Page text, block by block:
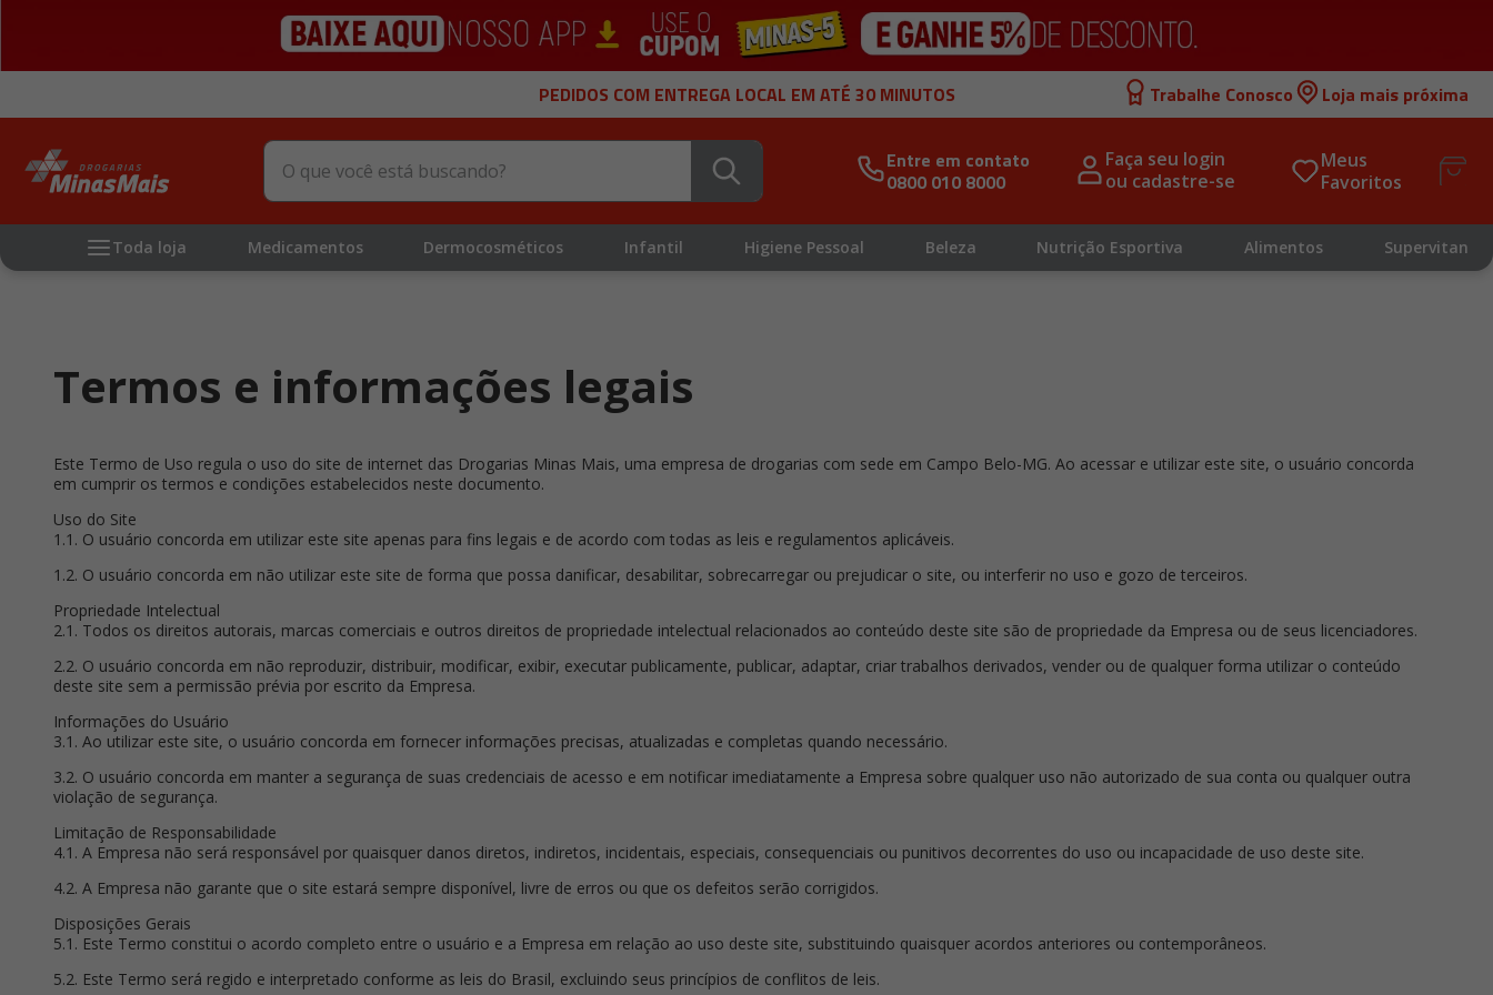
PEDIDOS COM ENTREGA LOCAL EM ATÉ 30 MINUTOS Trabalhe Conosco Loja mais próxima
O que você está buscando?
Entre em contato
0800 010 8000
Faça seu login
ou cadastre-se
Meus
Favoritos
Toda loja Medicamentos Dermocosméticos Infantil Higiene Pessoal Beleza Nutrição Esportiva Alimentos Supervitan
Termos e informações legais
Este Termo de Uso regula o uso do site de internet das Drogarias Minas Mais, uma empresa de drogarias com sede em Campo Belo-MG. Ao acessar e utilizar este site, o usuário concorda
em cumprir os termos e condições estabelecidos neste documento.
Uso do Site
1.1. O usuário concorda em utilizar este site apenas para fins legais e de acordo com todas as leis e regulamentos aplicáveis.
1.2. O usuário concorda em não utilizar este site de forma que possa danificar, desabilitar, sobrecarregar ou prejudicar o site, ou interferir no uso e gozo de terceiros.
Propriedade Intelectual
2.1. Todos os direitos autorais, marcas comerciais e outros direitos de propriedade intelectual relacionados ao conteúdo deste site são de propriedade da Empresa ou de seus licenciadores.
2.2. O usuário concorda em não reproduzir, distribuir, modificar, exibir, executar publicamente, publicar, adaptar, criar trabalhos derivados, vender ou de qualquer forma utilizar o conteúdo
deste site sem a permissão prévia por escrito da Empresa.
Informações do Usuário
3.1. Ao utilizar este site, o usuário concorda em fornecer informações precisas, atualizadas e completas quando necessário.
3.2. O usuário concorda em manter a segurança de suas credenciais de acesso e em notificar imediatamente a Empresa sobre qualquer uso não autorizado de sua conta ou qualquer outra
violação de segurança.
Limitação de Responsabilidade
4.1. A Empresa não será responsável por quaisquer danos diretos, indiretos, incidentais, especiais, consequenciais ou punitivos decorrentes do uso ou incapacidade de uso deste site.
4.2. A Empresa não garante que o site estará sempre disponível, livre de erros ou que os defeitos serão corrigidos.
Disposições Gerais
5.1. Este Termo constitui o acordo completo entre o usuário e a Empresa em relação ao uso deste site, substituindo quaisquer acordos anteriores ou contemporâneos.
5.2. Este Termo será regido e interpretado conforme as leis do Brasil, excluindo seus princípios de conflitos de leis.